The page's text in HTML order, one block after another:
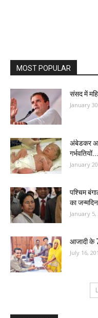
MOST POPULAR
संसद में
January
अंबेडकर
गर्भवतियों...
January
पश्चिम
का
January 5,
आजादी के
July 16,